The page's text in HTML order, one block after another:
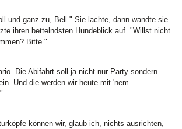
und ganz zu, Bell." Sie lachte, dann wandte sie
ihren bettelndsten Hundeblick auf. "Willst nicht
Bitte."
Die Abifahrt soll ja nicht nur Party sondern
Und die werden wir heute mit 'nem
können wir, glaub ich, nichts ausrichten,